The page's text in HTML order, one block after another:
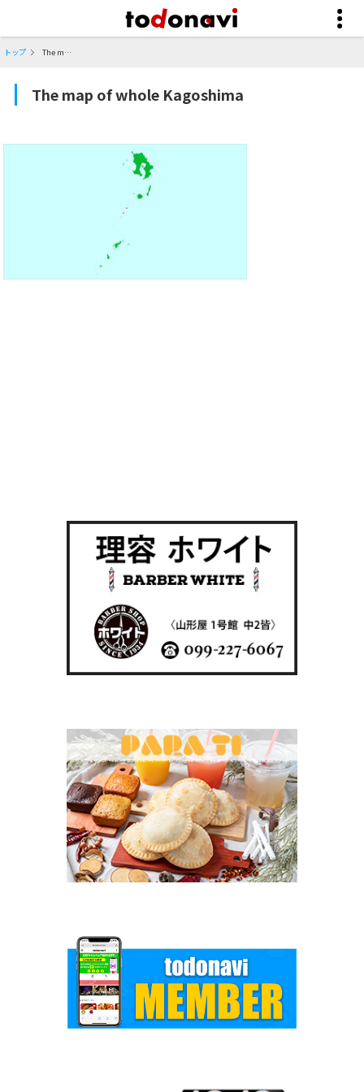
トップ The map of whole Kagoshima
The map of whole Kagoshima